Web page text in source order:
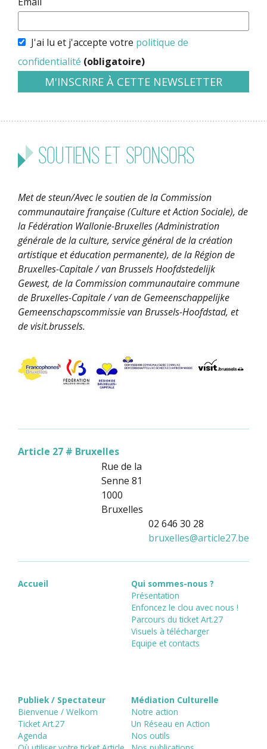
J'ai lu et j'accepte votre politique de
confidentialité (obligatoire)
Soutiens et sponsors
Met de steun/Avec le soutien de la Commission
communautaire française (Culture et Action Sociale), de
la Fédération Wallonie-Bruxelles (Administration
générale de la culture, service général de la création
artistique et éducation permanente), de la Région de
Bruxelles-Capitale / van Brussels Hoofdstedelijk
Gewest, de la Commission communautaire commune
de Bruxelles-Capitale / van de Gemeenschappelijke
Gemeenschapscommissie van Brussels-Hoofdstad, et
de visit.brussels.
Article 27 # Bruxelles
Rue de la
Senne 81
1000
Bruxelles
02 646 30 28
bruxelles@article27.be
Accueil
Qui sommes-nous ?
Présentation
Enfoncez le clou avec nous !
Parcours du ticket Art.27
Visuels à télécharger
Equipe et contacts
Publiek / Spectateur
Bienvenue / Welkom
Ticket Art.27
Agenda
Médiation Culturelle
Notre action
Un Réseau en Action
Nos outils